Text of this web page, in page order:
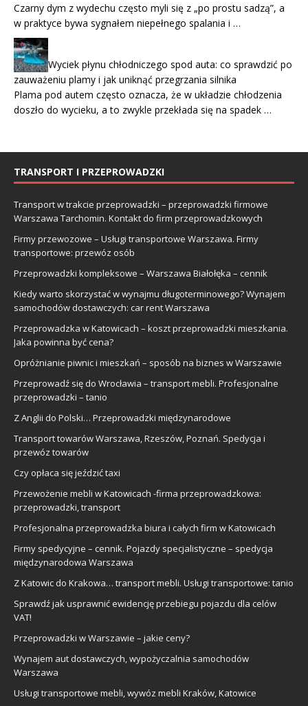
Czarny dym z wydechu często myli się z „po prostu sadzą”, a
w praktyce bywa sygnałem niepełnego spalania i …
Wyciek płynu chłodniczego spod auta: co sprawdzić po
zauważeniu plamy i jak uniknąć przegrzania silnika
Plama pod autem często oznacza, że w układzie chłodzenia
doszło do wycieku, a to zwykle przekłada się na spadek …
TRANSPORT I PRZEPROWADZKI
Transport w trakcie przeprowadzki – przeprowadzki firmowe
Warszawa Tarchomin. Kontakt do firm przeprowadzkowych
Firmy przewozowe – Usługi transportowe Warszawa. Firmy
transportowe: przewóz osób
Przeprowadzki kompleksowe – Warszawa Białołęka – cennik
Kiedy warto skorzystać w wynajmu długoterminowego? Wynajem
samochodów dostawczych: car rent Warszawa
Przeprowadzka w Katowicach – koszt przeprowadzki mieszkania.
Jaka powinna być cena?
Opróżnianie piwnic i mieszkań – sposób na biznes w Warszawie
Przeprowadź się do Wrocławia – transport mebli. Profesjonalne
przeprowadzki – tanio
Z Anglii do Polski… Przeprowadzki międzynarodowe
Transport towarów Warszawa, Rzeszów, Poznań. Spedycja i
przewóz towarów
Czy opłaca się jeździć taxi
Przewożenie mebli w Katowicach -firma przeprowadzkowa:
przeprowadzki, transport
Profesjonalna przeprowadzka biura i całych firm w Katowicach
Firmy spedycyjne – cennik. Pojazdy specjalistyczne – spedycja
międzynarodowa Warszawa
Z Katowic do Krakowa… transport mebli. Usługi transportowe: tanio
Sprawdź jak usprawnić ewidencję przebiegu pojazdu dla celów
VAT!
Przeprowadzki w Warszawie – jakie ceny?
Wynajem aut dostawczych, wypożyczalnia samochodów
Warszawa
Usługi transportowe mebli, wywóz mebli Kraków, Katowice